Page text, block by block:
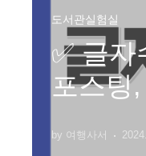
도서관실험실
✅ 글
포스팅
by 여행사서